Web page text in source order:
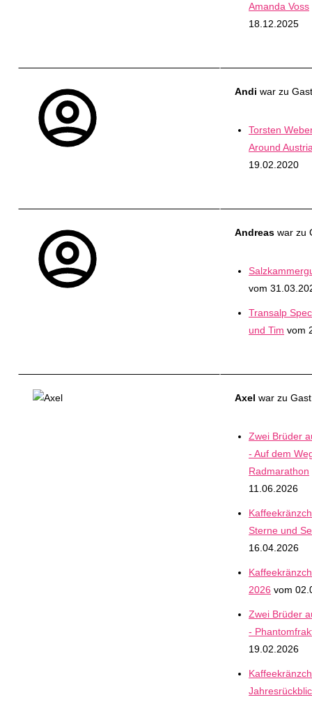
Amanda Voss
18.12.2025
Andi war zu
Torsten
Around
19.02.2020
Andreas war zu
vom
Transalp
und Tim vom
Axel war zu
Zwei Brüder
- Auf dem
Radmarathon
11.06.2026
Sterne und
16.04.2026
2026 vom
Zwei Brüder
-
19.02.2026